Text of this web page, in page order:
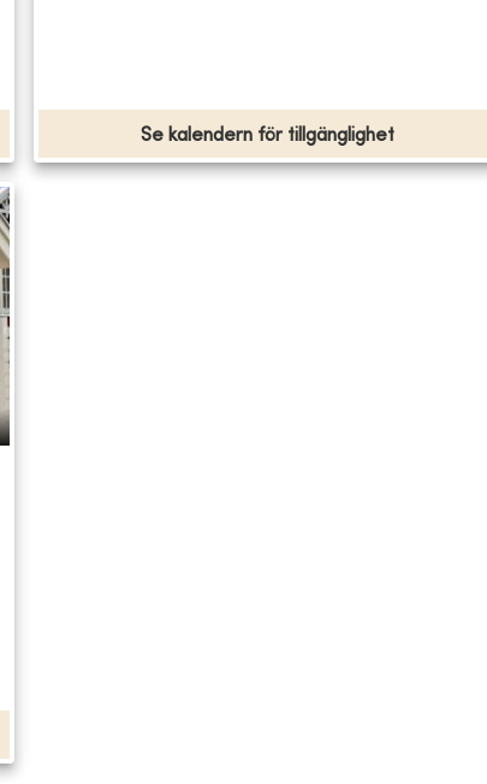
Se kalendern för tillgänglighet